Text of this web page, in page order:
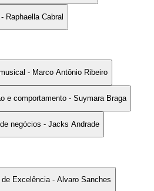
Raphaella Cabral
- Marco Antônio Ribeiro
e comportamento - Suymara Braga
negócios - Jacks Andrade
de Excelência - Alvaro Sanches